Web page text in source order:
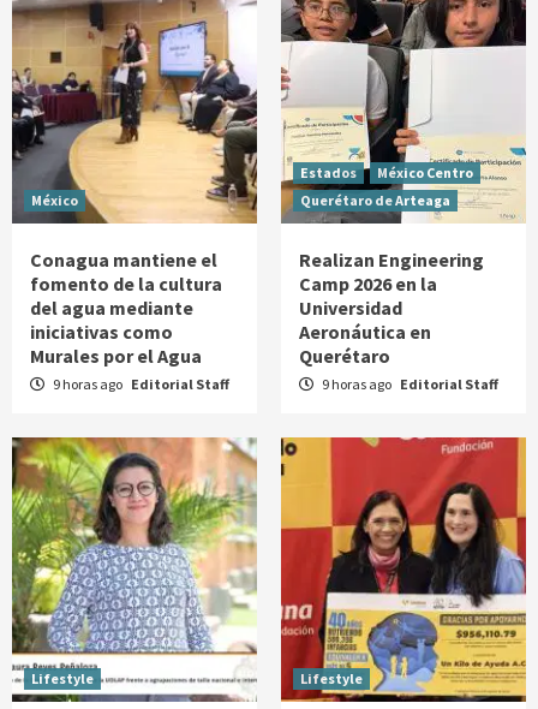
México
Conagua mantiene el
fomento de la cultura
del agua mediante
iniciativas como
Murales por el Agua
9 horas ago Editorial Staff
Estados
México Centro
Querétaro de Arteaga
Realizan Engineering
Camp 2026 en la
Universidad
Aeronáutica en
Querétaro
9 horas ago Editorial Staff
Lifestyle Lifestyle